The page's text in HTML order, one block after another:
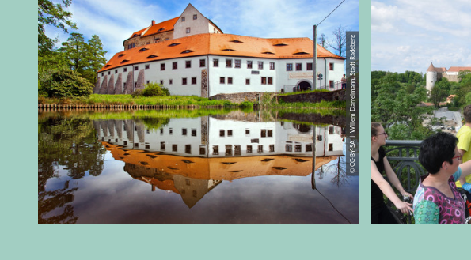
© CC-BY-SA | Willem Darrelmann, Stadt Radeberg